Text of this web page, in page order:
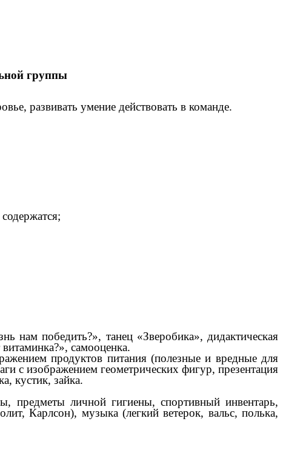
группы
развивать умение действовать в команде.
нам победить?», танец «Зверобика», дидактическая
самооценка.
продуктов питания (полезные и вредные для
с изображением геометрических фигур, презентация
кустик, зайка.
предметы личной гигиены, спортивный инвентарь,
Карлсон), музыка (легкий ветерок, вальс, полька,